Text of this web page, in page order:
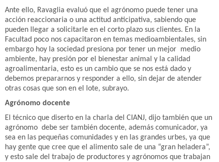
Ante ello, Ravaglia evaluó que el agrónomo puede tener una
acción reaccionaria o una actitud anticipativa, sabiendo que
pueden llegar a solicitarle en el corto plazo sus clientes. En la
Facultad poco nos capacitaron en temas medioambientales, sin
embargo hoy la sociedad presiona por tener un mejor medio
ambiente, hay presión por el bienestar animal y la calidad
agroalimentaria, esto es un cambio que se nos está dado y
debemos prepararnos y responder a ello, sin dejar de atender
otras cosas que son en el lote, subrayo.
Agrónomo docente
El técnico que diserto en la charla del CIANJ, dijo también que un
agrónomo debe ser también docente, además comunicador, ya
sea en las pequeñas comunidades y en las grandes urbes, ya que
hay gente que cree que el alimento sale de una “gran heladera”,
y esto sale del trabajo de productores y agrónomos que trabajan